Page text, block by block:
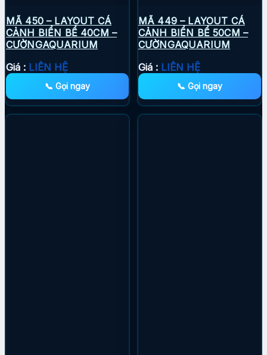
MÃ 450 – LAYOUT CÁ
CẢNH BIỂN BỂ 40CM –
CƯỜNGAQUARIUM
Giá : LIÊN HỆ
📞 Gọi ngay
MÃ 449 – LAYOUT CÁ
CẢNH BIỂN BỂ 50CM –
CƯỜNGAQUARIUM
Giá : LIÊN HỆ
📞 Gọi ngay